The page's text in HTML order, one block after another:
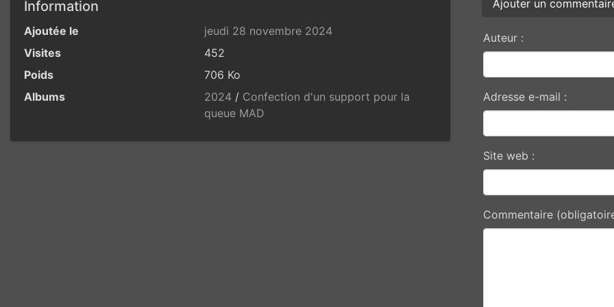
Information
Ajoutée le
jeudi 28 novembre 2024
Visites
452
Poids
706 Ko
Albums
2024 / Confection d'un support pour la
queue MAD
Ajouter un
Auteur :
Adresse e-mail :
Site web :
Commentaire